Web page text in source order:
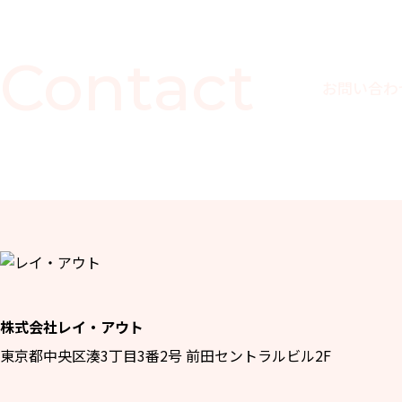
株式会社レイ・アウト
東京都中央区湊3丁目3番2号 前田セントラルビル2F